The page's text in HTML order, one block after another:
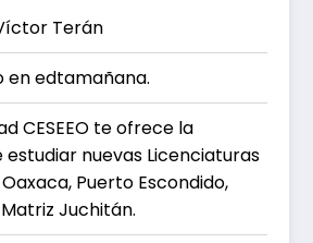
Terán
en edtamañana.
CESEEO te ofrece la
nuevas Licenciaturas
Puerto Escondido,
Juchitán.